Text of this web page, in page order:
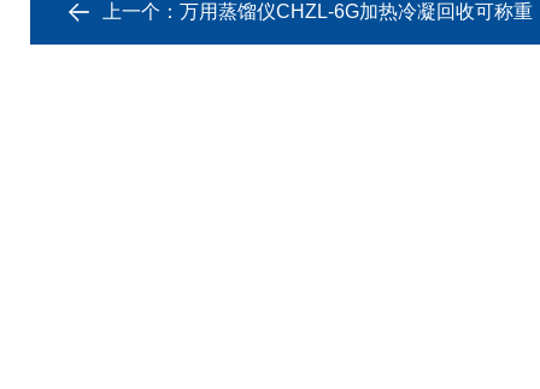
上一个： 万用蒸馏仪CHZL-6G加热冷凝回收可称重